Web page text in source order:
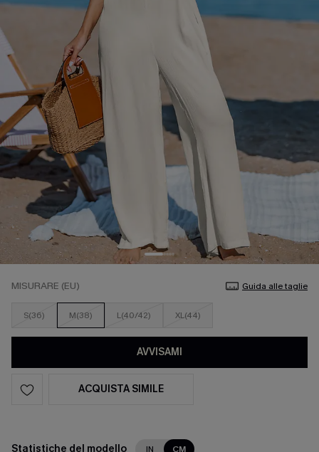
MISURARE (EU) Guida alle taglie
S(36) M(38) L(40/42) XL(44)
AVVISAMI
ACQUISTA SIMILE
Statistiche del modello IN CM